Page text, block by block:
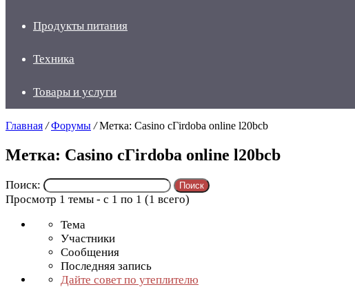
Продукты питания
Техника
Товары и услуги
Главная / Форумы / Метка: Casino cГіrdoba online l20bcb
Метка: Casino cГіrdoba online l20bcb
Поиск:
Просмотр 1 темы - с 1 по 1 (1 всего)
Тема
Участники
Сообщения
Последняя запись
Дайте совет по утеплителю